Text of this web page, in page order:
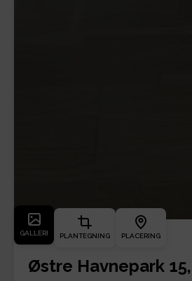
GALLERI PLANTEGNING PLACERING
Østre Havnepark